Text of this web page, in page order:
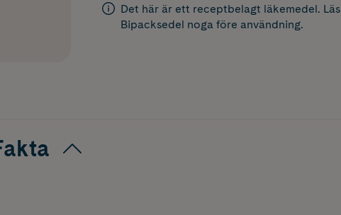
Det här är ett receptbelagt läkemedel. Läs
Bipacksedel noga före användning.